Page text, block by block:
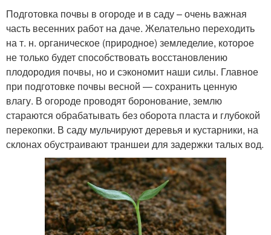
Подготовка почвы в огороде и в саду – очень важная
часть весенних работ на даче. Желательно переходить
на т. н. органическое (природное) земледелие, которое
не только будет способствовать восстановлению
плодородия почвы, но и сэкономит наши силы. Главное
при подготовке почвы весной — сохранить ценную
влагу. В огороде проводят боронование, землю
стараются обрабатывать без оборота пласта и глубокой
перекопки. В саду мульчируют деревья и кустарники, на
склонах обустраивают траншеи для задержки талых вод.